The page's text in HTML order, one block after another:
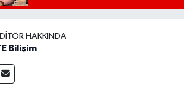
HAKKINDA
Bilişim